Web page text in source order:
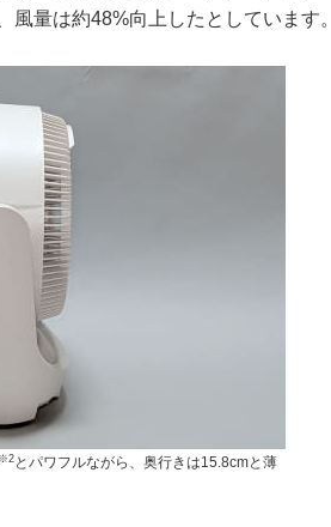
量は約48%向上したとしています。
※2 とパワフルながら、奥行きは15.8cmと薄